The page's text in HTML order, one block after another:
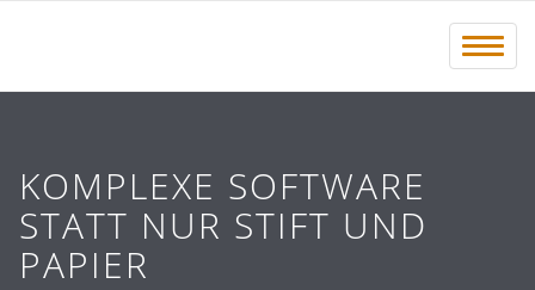
Menü
KOMPLEXE SOFTWARE
STATT NUR STIFT UND
PAPIER